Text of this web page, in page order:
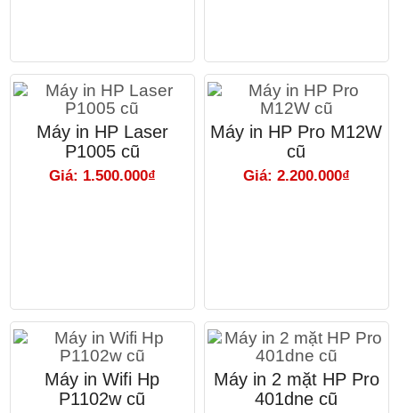
Máy in HP Laser
P1005 cũ
Giá: 1.500.000₫
Máy in HP Pro M12W
cũ
Giá: 2.200.000₫
Máy in Wifi Hp
P1102w cũ
Máy in 2 mặt HP Pro
401dne cũ